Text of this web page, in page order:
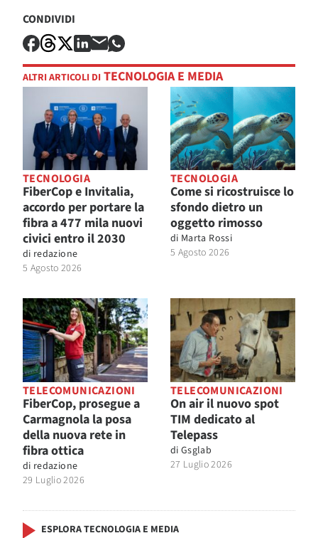
CONDIVIDI
ALTRI ARTICOLI DI TECNOLOGIA E MEDIA
TECNOLOGIA
FiberCop e Invitalia,
accordo per portare la
fibra a 477 mila nuovi
civici entro il 2030
di redazione
5 Agosto 2026
TECNOLOGIA
Come si ricostruisce lo
sfondo dietro un
oggetto rimosso
di Marta Rossi
5 Agosto 2026
TELECOMUNICAZIONI
FiberCop, prosegue a
Carmagnola la posa
della nuova rete in
fibra ottica
di redazione
29 Luglio 2026
TELECOMUNICAZIONI
On air il nuovo spot
TIM dedicato al
Telepass
di Gsglab
27 Luglio 2026
ESPLORA TECNOLOGIA E MEDIA